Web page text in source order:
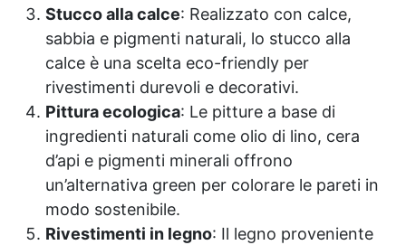
Stucco alla calce: Realizzato con calce,
sabbia e pigmenti naturali, lo stucco alla
calce è una scelta eco-friendly per
rivestimenti durevoli e decorativi.
Pittura ecologica: Le pitture a base di
ingredienti naturali come olio di lino, cera
d’api e pigmenti minerali offrono
un’alternativa green per colorare le pareti in
modo sostenibile.
Rivestimenti in legno: Il legno proveniente